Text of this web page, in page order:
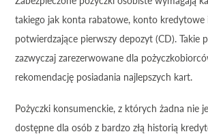
takiego jak konta rabatowe, konto
potwierdzające pierwszy depozyt (CD). Takie
zazwyczaj zarezerwowane dla
rekomendację posiadania najlepszych kart.
Pożyczki konsumenckie, z których żadna nie
dostępne dla osób z bardzo złą historią